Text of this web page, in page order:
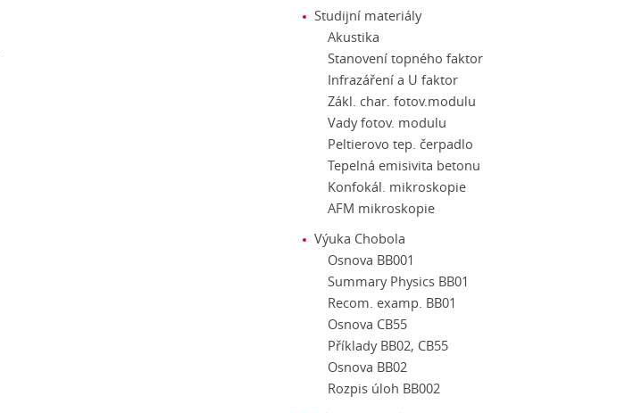
Studijní materiály
Akustika
Stanovení topného faktor
Infrazáření a U faktor
Zákl. char. fotov.modulu
Vady fotov. modulu
Peltierovo tep. čerpadlo
Tepelná emisivita betonu
Konfokál. mikroskopie
AFM mikroskopie
Výuka Chobola
Osnova BB001
Summary Physics BB01
Recom. examp. BB01
Osnova CB55
Příklady BB02, CB55
Osnova BB02
Rozpis úloh BB002